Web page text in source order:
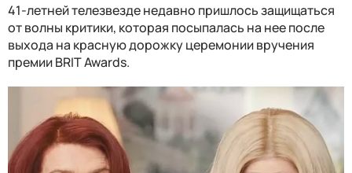
41-летней телезвезде недавно пришлось защищаться
от волны критики, которая посыпалась на нее после
выхода на красную дорожку церемонии вручения
премии BRIT Awards.